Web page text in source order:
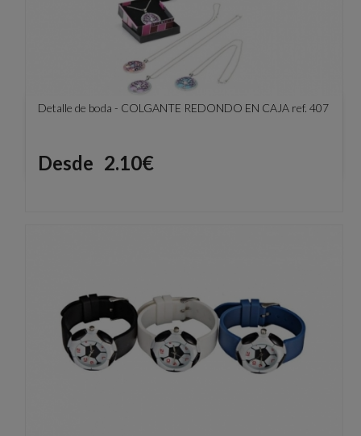
Detalle de boda - COLGANTE REDONDO EN CAJA ref. 407
Precio
Desde 2.10€